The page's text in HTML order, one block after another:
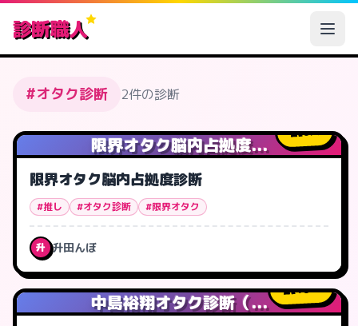
診断職人
#オタク診断 2件の診断
限界オタク脳内占拠度...
6人
限界オタク脳内占拠度診断
#推し #オタク診断 #限界オタク
升 升田んぼ
中島裕翔オタク診断（...
10人